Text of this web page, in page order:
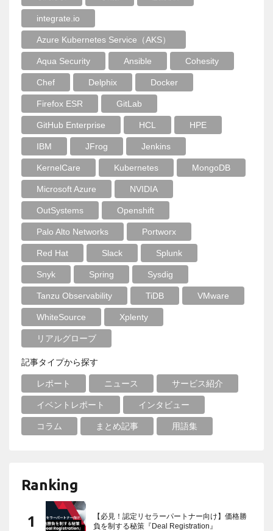
integrate.io
Azure Kubernetes Service（AKS）
Aqua Security Ansible Cohesity
Chef Delphix Docker
Firefox ESR GitLab
GitHub Enterprise HCL HPE
IBM JFrog Jenkins
KernelCare Kubernetes MongoDB
Microsoft Azure NVIDIA
OutSystems Openshift
Palo Alto Networks Portworx
Red Hat Slack Splunk
Snyk Spring Sysdig
Tanzu Observability TiDB VMware
WhiteSource Xplenty
リアルグローブ
記事タイプから探す
レポート ニュース サービス紹介
イベントレポート インタビュー
コラム まとめ記事 用語集
Ranking
【必見！認定リセラーパートナー向け】価格勝
負を制する秘策『Deal Registration』